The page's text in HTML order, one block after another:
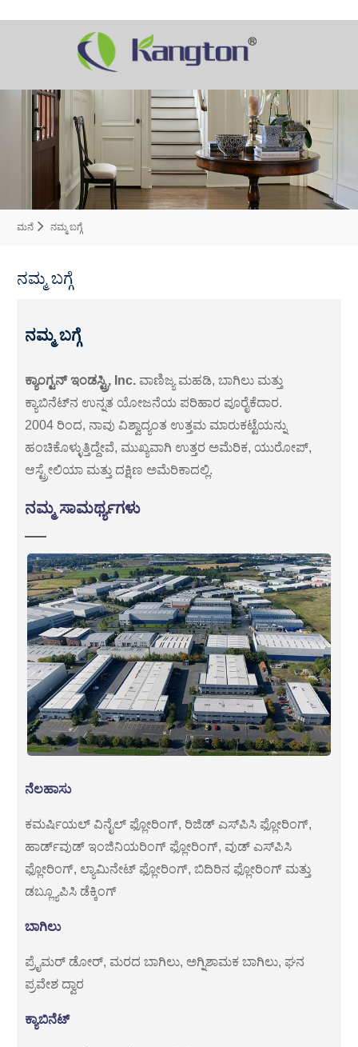
ಮನೆ ನಮ್ಮ ಬಗ್ಗೆ
ನಮ್ಮ ಬಗ್ಗೆ
ನಮ್ಮ ಬಗ್ಗೆ
ಕ್ಯಾಂಗ್ಟನ್ ಇಂಡಸ್ಟ್ರಿ, Inc. ವಾಣಿಜ್ಯ ಮಹಡಿ, ಬಾಗಿಲು ಮತ್ತು
ಕ್ಯಾಬಿನೆಟ್‌ನ ಉನ್ನತ ಯೋಜನೆಯ ಪರಿಹಾರ ಪೂರೈಕೆದಾರ.
2004 ರಿಂದ, ನಾವು ವಿಶ್ವಾದ್ಯಂತ ಉತ್ತಮ ಮಾರುಕಟ್ಟೆಯನ್ನು
ಹಂಚಿಕೊಳ್ಳುತ್ತಿದ್ದೇವೆ, ಮುಖ್ಯವಾಗಿ ಉತ್ತರ ಅಮೆರಿಕ, ಯುರೋಪ್,
ಆಸ್ಟ್ರೇಲಿಯಾ ಮತ್ತು ದಕ್ಷಿಣ ಅಮೆರಿಕಾದಲ್ಲಿ.
ನಮ್ಮ ಸಾಮರ್ಥ್ಯಗಳು
ನೆಲಹಾಸು
ಕಮರ್ಷಿಯಲ್ ವಿನೈಲ್ ಫ್ಲೋರಿಂಗ್, ರಿಜಿಡ್ ಎಸ್‌ಪಿಸಿ ಫ್ಲೋರಿಂಗ್,
ಹಾರ್ಡ್‌ವುಡ್ ಇಂಜಿನಿಯರಿಂಗ್ ಫ್ಲೋರಿಂಗ್, ವುಡ್ ಎಸ್‌ಪಿಸಿ
ಫ್ಲೋರಿಂಗ್, ಲ್ಯಾಮಿನೇಟ್ ಫ್ಲೋರಿಂಗ್, ಬಿದಿರಿನ ಫ್ಲೋರಿಂಗ್ ಮತ್ತು
ಡಬ್ಲ್ಯೂಪಿಸಿ ಡೆಕ್ಕಿಂಗ್
ಬಾಗಿಲು
ಪ್ರೈಮರ್ ಡೋರ್, ಮರದ ಬಾಗಿಲು, ಅಗ್ನಿಶಾಮಕ ಬಾಗಿಲು, ಘನ
ಪ್ರವೇಶ ದ್ವಾರ
ಕ್ಯಾಬಿನೆಟ್